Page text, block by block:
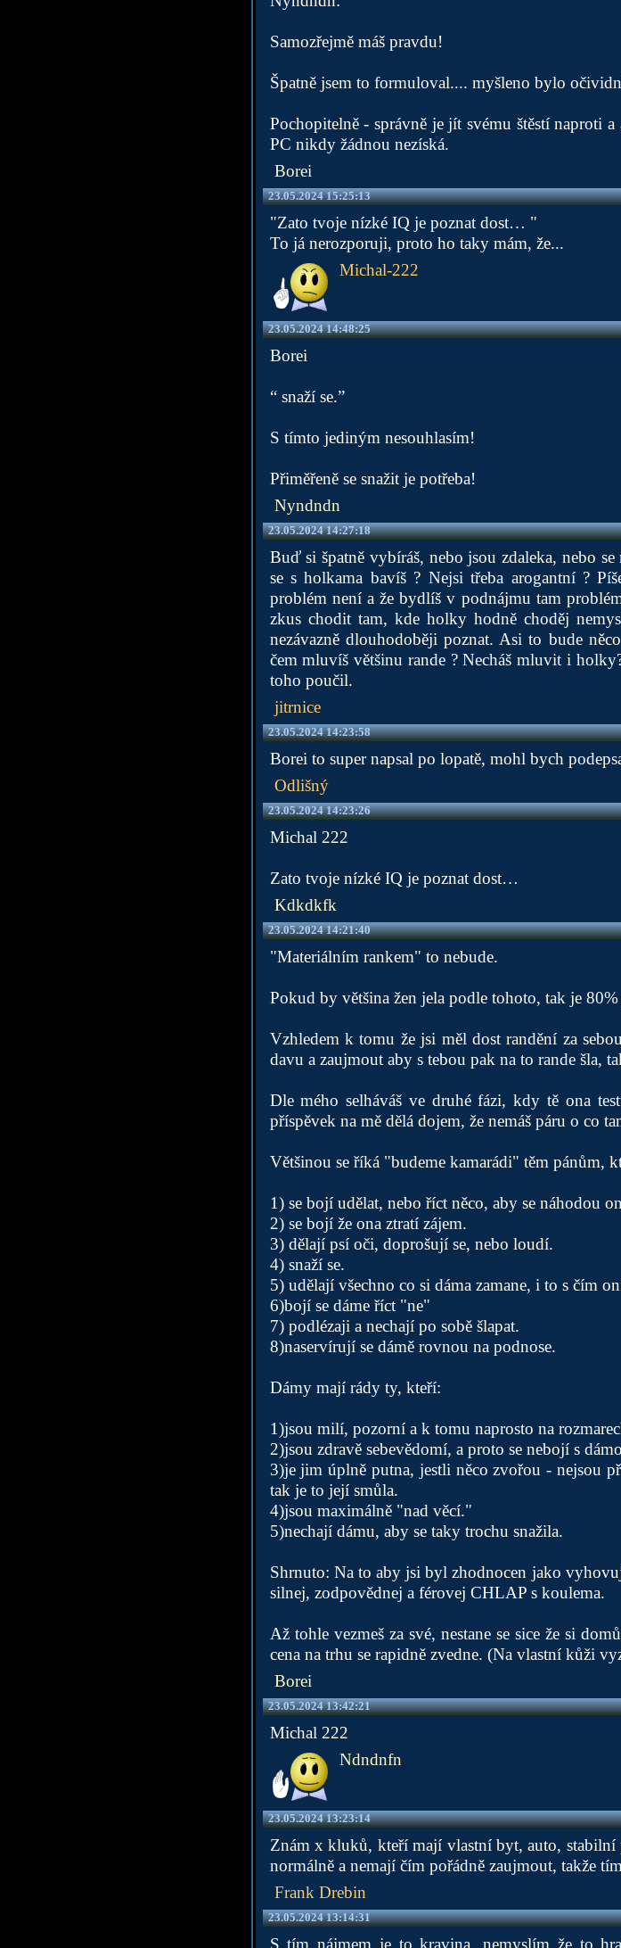
Samozřejmě máš pravdu!
Špatně jsem to formuloval.... myšleno bylo
Pochopitelně - správně je jít svému štěstí naproti
PC nikdy žádnou nezíská.
Borei
23.05.2024 15:25:13
"Zato tvoje nízké IQ je poznat dost… "
To já nerozporuji, proto ho taky mám, že...
Michal-222
23.05.2024 14:48:25
Borei
“ snaží se.”
S tímto jediným nesouhlasím!
Přiměřeně se snažit je potřeba!
Nyndndn
23.05.2024 14:27:18
Buď si špatně vybíráš, nebo jsou zdaleka, nebo
se s holkama bavíš ? Nejsi třeba arogantní ?
problém není a že bydlíš v podnájmu tam
zkus chodit tam, kde holky hodně choděj
nezávazně dlouhodoběji poznat. Asi to bude
čem mluvíš většinu rande ? Necháš mluvit i
toho poučil.
jitrnice
23.05.2024 14:23:58
Borei to super napsal po lopatě, mohl bych
Odlišný
23.05.2024 14:23:26
Michal 222
Zato tvoje nízké IQ je poznat dost…
Kdkdkfk
23.05.2024 14:21:40
"Materiálním rankem" to nebude.
Pokud by většina žen jela podle tohoto, tak je 80%
Vzhledem k tomu že jsi měl dost randění za
davu a zaujmout aby s tebou pak na to rande šla,
Dle mého selháváš ve druhé fázi, kdy tě ona
příspěvek na mě dělá dojem, že nemáš páru o co
Většinou se říká "budeme kamarádi" těm pánům,
1) se bojí udělat, nebo říct něco, aby se náhodou
2) se bojí že ona ztratí zájem.
3) dělají psí oči, doprošují se, nebo loudí.
4) snaží se.
5) udělají všechno co si dáma zamane, i to s čím
6)bojí se dáme říct "ne"
7) podlézaji a nechají po sobě šlapat.
8)naservírují se dámě rovnou na podnose.
Dámy mají rády ty, kteří:
1)jsou milí, pozorní a k tomu naprosto na
2)jsou zdravě sebevědomí, a proto se nebojí s
3)je jim úplně putna, jestli něco zvořou - nejsou
tak je to její smůla.
4)jsou maximálně "nad věcí."
5)nechají dámu, aby se taky trochu snažila.
Shrnuto: Na to aby jsi byl zhodnocen jako
silnej, zodpovědnej a férovej CHLAP s koulema.
Až tohle vezmeš za své, nestane se sice že si
cena na trhu se rapidně zvedne. (Na vlastní kůži
Borei
23.05.2024 13:42:21
Michal 222
Ndndnfn
23.05.2024 13:23:14
Znám x kluků, kteří mají vlastní byt, auto,
normálně a nemají čím pořádně zaujmout, takže
Frank Drebin
23.05.2024 13:14:31
S tím nájmem je to kravina, nemyslím že to